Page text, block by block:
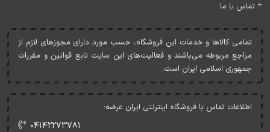
تماس با ما
تمامی کالاها و خدمات اين فروشگاه، حسب مورد دارای مجوزهای لازم از
مراجع مربوطه می‌باشند و فعاليت‌های اين سايت تابع قوانين و مقررات
جمهوری اسلامی ايران است.
اطلاعات تماس با فروشگاه اینترنتی ایران عرضه:
۰۴۱۴۲۲۷۳۷۸۱